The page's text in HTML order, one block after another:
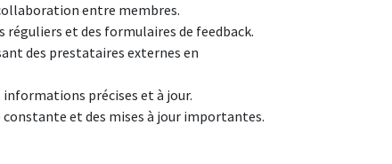
entre membres.
et des formulaires de feedback.
des prestataires externes en
précises et à jour.
et des mises à jour importantes.